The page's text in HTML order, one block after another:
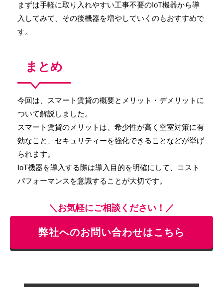
まずは手軽に取り入れやすい工事不要のIoT機器から導
入してみて、その後機器を増やしていくのもおすすめで
す。
まとめ
今回は、スマート賃貸の概要とメリット・デメリットに
ついて解説しました。
スマート賃貸のメリットは、希少性が高く空室対策に有
効なこと、セキュリティーを強化できることなどが挙げ
られます。
IoT機器を導入する際は導入目的を明確にして、コスト
パフォーマンスを意識することが大切です。
＼お気軽にご相談ください！／
弊社へのお問い合わせはこちら